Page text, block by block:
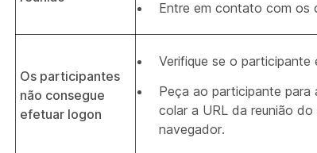
Entre em contato com os
Os participantes
não consegue
efetuar logon
Verifique se o
Peça ao participante para
colar a URL da reunião
navegador.